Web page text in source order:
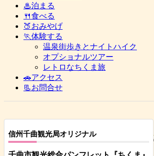
♨泊まる
🍴食べる
🍑おみやげ
🏃体験する
温泉街歩きとナイトハイク
オプショナルツアー
レトロなちくま旅
🚗アクセス
📃お問合せ
信州千曲観光局オリジナル